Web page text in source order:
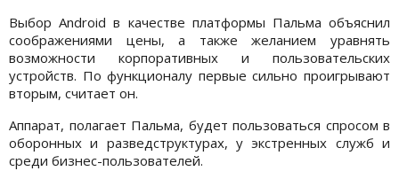
Выбор Android в качестве платформы Пальма объяснил
соображениями цены, а также желанием уравнять
возможности корпоративных и пользовательских
устройств. По функционалу первые сильно проигрывают
вторым, считает он.
Аппарат, полагает Пальма, будет пользоваться спросом в
оборонных и разведструктурах, у экстренных служб и
среди бизнес-пользователей.